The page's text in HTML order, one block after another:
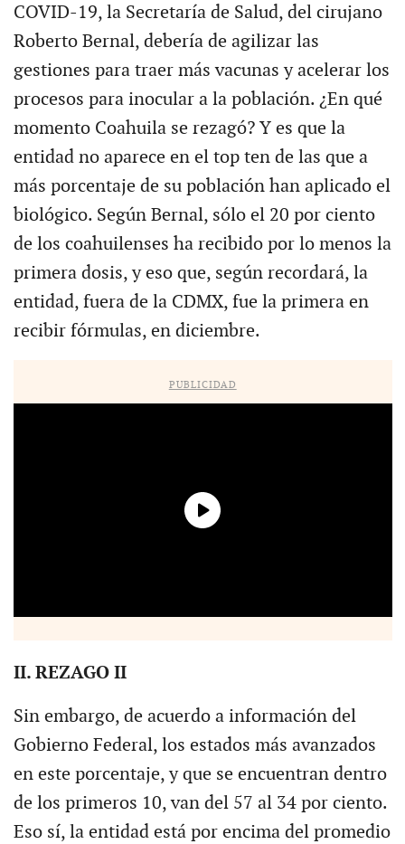
COVID-19, la Secretaría de Salud, del cirujano
Roberto Bernal, debería de agilizar las
gestiones para traer más vacunas y acelerar los
procesos para inocular a la población. ¿En qué
momento Coahuila se rezagó? Y es que la
entidad no aparece en el top ten de las que a
más porcentaje de su población han aplicado el
biológico. Según Bernal, sólo el 20 por ciento
de los coahuilenses ha recibido por lo menos la
primera dosis, y eso que, según recordará, la
entidad, fuera de la CDMX, fue la primera en
recibir fórmulas, en diciembre.
PUBLICIDAD
II. REZAGO II
Sin embargo, de acuerdo a información del
Gobierno Federal, los estados más avanzados
en este porcentaje, y que se encuentran dentro
de los primeros 10, van del 57 al 34 por ciento.
Eso sí, la entidad está por encima del promedio